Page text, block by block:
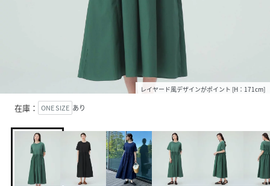
レイヤード風デザインがポイント [H：171cm]
在庫： ONE SIZE あり